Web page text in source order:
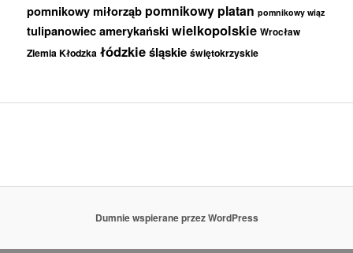
pomnikowy miłorząb pomnikowy platan pomnikowy wiąz
tulipanowiec amerykański wielkopolskie Wrocław
Ziemia Kłodzka łódzkieśląskie świętokrzyskie
Dumnie wspierane przez WordPress